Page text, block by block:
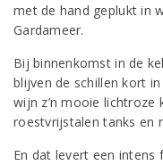
met de hand geplukt in
Gardameer.
Bij binnenkomst in de
blijven de schillen kort
wijn z’n mooie lichtroze
roestvrijstalen tanks en
En dat levert een